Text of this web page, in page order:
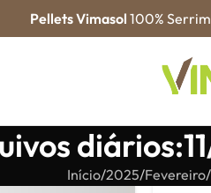
Pellets Vimasol 100%
Início/2025/Fevereiro/